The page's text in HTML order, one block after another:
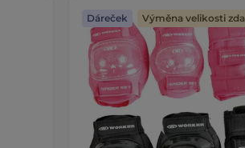
Dáreček Výměna velikosti